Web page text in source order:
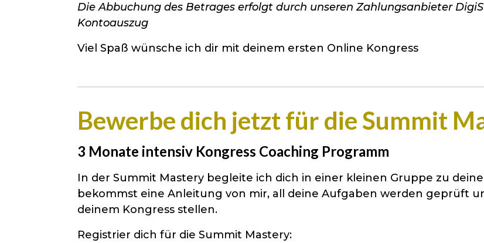
Die Abbuchung des Betrages erfolgt durch unseren Zahlungsanbieter
Kontoauszug
Viel Spaß wünsche ich dir mit deinem ersten Online Kongress
Bewerbe dich jetzt für die Summit
3 Monate intensiv Kongress Coaching Programm
In der Summit Mastery begleite ich dich in einer kleinen Gruppe zu
bekommst eine Anleitung von mir, all deine Aufgaben werden geprüft
deinem Kongress stellen.
Registrier dich für die Summit Mastery: